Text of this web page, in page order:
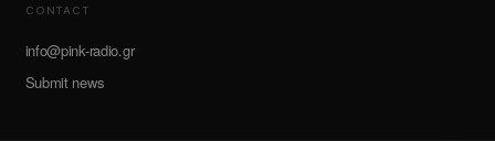
CONTACT
info@pink-radio.gr
Submit news